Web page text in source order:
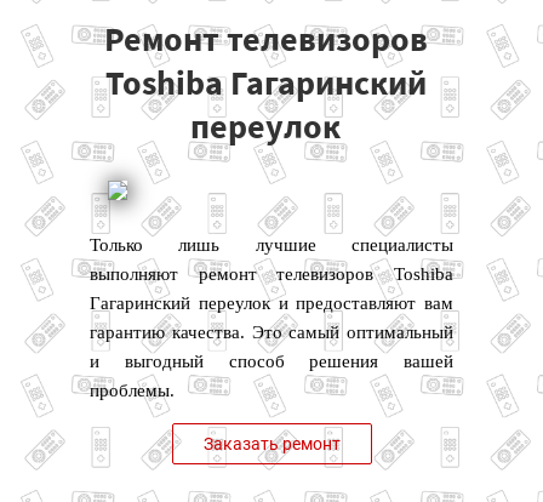
МОДЕЛИ TOSHIBA
НАШИ КОНТАКТЫ
Ремонт телевизоров
Toshiba Гагаринский
переулок
Только лишь лучшие специалисты
выполняют ремонт телевизоров Toshiba
Гагаринский переулок и предоставляют вам
гарантию качества. Это самый оптимальный
и выгодный способ решения вашей
проблемы.
Заказать ремонт